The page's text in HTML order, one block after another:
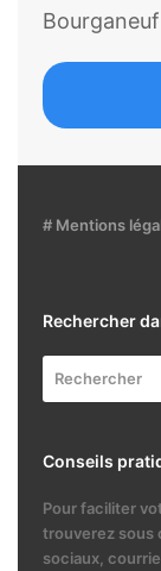
Bourganeuf
# Mentions
Rechercher
Conseils
Pour faciliter
trouverez sous
sociaux,